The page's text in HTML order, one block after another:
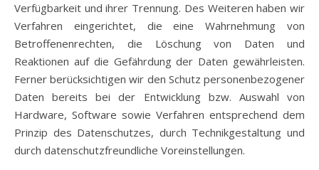
Verfügbarkeit und ihrer Trennung. Des Weiteren haben wir
Verfahren eingerichtet, die eine Wahrnehmung von
Betroffenenrechten, die Löschung von Daten und
Reaktionen auf die Gefährdung der Daten gewährleisten.
Ferner berücksichtigen wir den Schutz personenbezogener
Daten bereits bei der Entwicklung bzw. Auswahl von
Hardware, Software sowie Verfahren entsprechend dem
Prinzip des Datenschutzes, durch Technikgestaltung und
durch datenschutzfreundliche Voreinstellungen.